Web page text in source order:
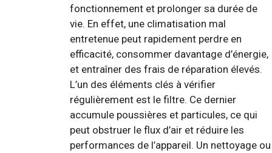
fonctionnement et prolonger sa durée de
vie. En effet, une climatisation mal
entretenue peut rapidement perdre en
efficacité, consommer davantage d’énergie,
et entraîner des frais de réparation élevés.
L’un des éléments clés à vérifier
régulièrement est le filtre. Ce dernier
accumule poussières et particules, ce qui
peut obstruer le flux d’air et réduire les
performances de l’appareil. Un nettoyage ou